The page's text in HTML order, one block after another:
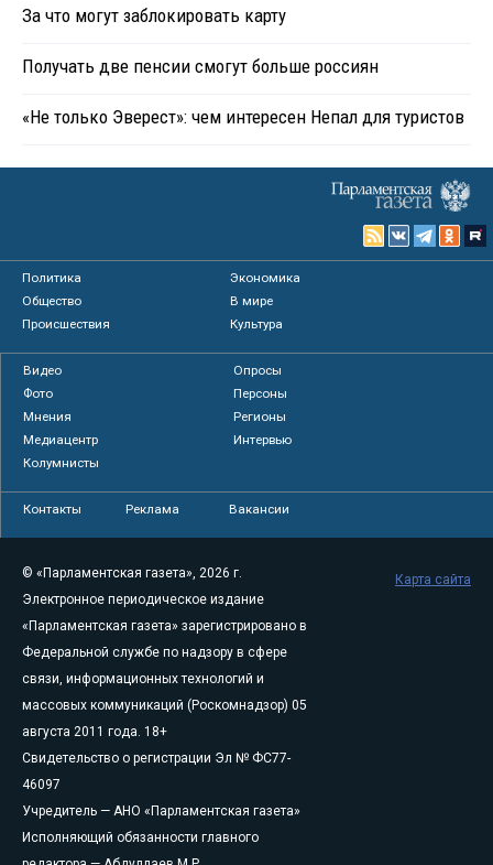
За что могут заблокировать карту
Получать две пенсии смогут больше россиян
«Не только Эверест»: чем интересен Непал для туристов
Политика
Экономика
Общество
В мире
Происшествия
Культура
Видео
Опросы
Фото
Персоны
Мнения
Регионы
Медиацентр
Интервью
Колумнисты
Контакты Реклама Вакансии
© «Парламентская газета», 2026 г.
Электронное периодическое издание
«Парламентская газета» зарегистрировано в
Федеральной службе по надзору в сфере
связи, информационных технологий и
массовых коммуникаций (Роскомнадзор) 05
августа 2011 года. 18+
Свидетельство о регистрации Эл № ФС77-
46097
Учредитель — АНО «Парламентская газета»
Исполняющий обязанности главного
Карта сайта